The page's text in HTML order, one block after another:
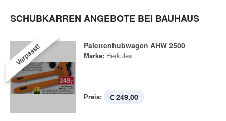
SCHUBKARREN ANGEBOTE BEI BAUHAUS
Verpasst! Palettenhubwagen AHW 2500
Marke: Herkules
Preis: € 249,00